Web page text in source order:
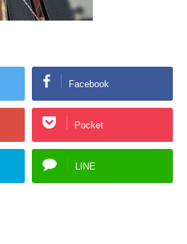
Facebook
Pocket
LINE